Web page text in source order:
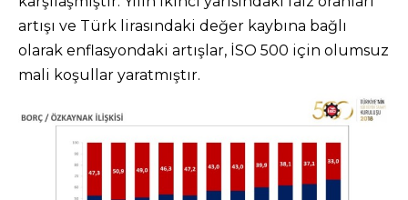
artışı ve Türk lirasındaki değer kaybına bağlı
olarak enflasyondaki artışlar, İSO 500 için olumsuz
mali koşullar yaratmıştır.